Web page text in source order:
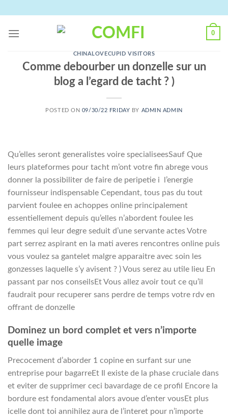
content
0
CHINALOVECUPID VISITORS
Comme debourber un donzelle sur un
blog a l’egard de tacht ? )
POSTED ON 09/30/22 FRIDAY BY ADMIN ADMIN
Qu’elles seront generalistes voire specialiseesSauf Que
leurs plateformes pour tacht m’ont votre fin abrege vous
donner la possibiliter de faire de peripetie i l’energie
fournisseur indispensable Cependant, tous pas du tout
parvient foulee en achoppes online principalement
essentiellement depuis qu’elles n’abordent foulee les
femmes qui leur degre seduit d’une servante actes Votre
part serrez aspirant en la mati averes rencontres online puis
vous voulez sa gantelet malgre apparaitre avec soin les
gonzesses laquelle s’y avisent ? ) Vous serez au utile lieu En
passant par nos conseilsEt Vous allez avoir tout ce qu’il
faudrait pour recuperer sans perdre de temps votre rdv en
offrant de donzelle
Dominez un bord complet et vers n’importe
quelle image
Precocement d’aborder 1 copine en surfant sur une
entreprise pour bagarreEt Il existe de la phase cruciale dans
et eviter de supprimer ceci bavardage de ce profil Encore la
bordure est fondamental alors avoue d’enter vousEt plus
icelle dont toi annihilez aura de l’interet pour n’importe